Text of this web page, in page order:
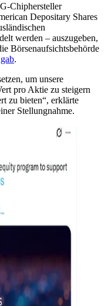
Chiphersteller
Depositary Shares
werden – auszugeben,
Börsenaufsichtsbehörde
.
um unsere
pro Aktie zu steigern
zu bieten“, erklärte
Stellungnahme.